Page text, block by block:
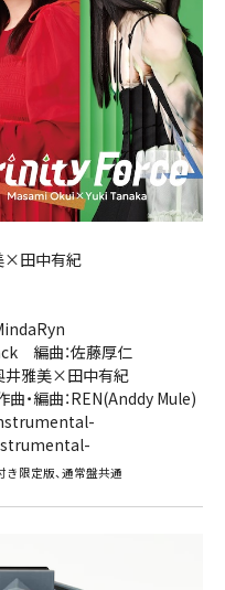
田中有紀
編曲：佐藤厚仁
雅美×田中有紀
編曲：REN(Anddy Mule)
限定版、通常盤共通